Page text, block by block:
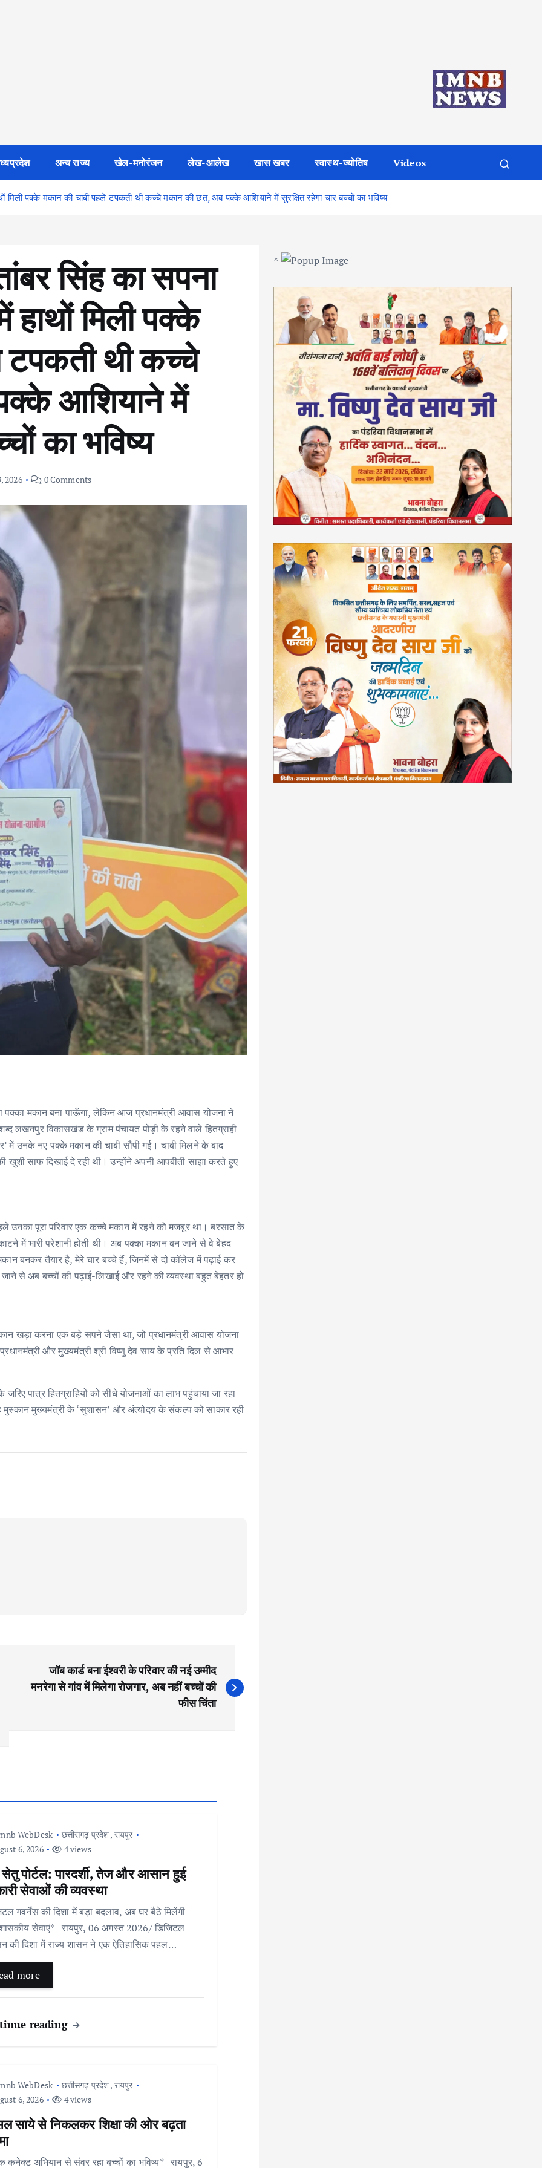
अन्य राज्य खेल-मनोरंजन लेख-आलेख खास खबर स्वास्थ-ज्योतिष Videos
मिली पक्के मकान की चाबी पहले टपकती थी कच्चे मकान की छत, अब पक्के आशियाने में सुरक्षित रहेगा चार बच्चों का भविष्य
सिंह का सपना
मिली पक्के
टपकती थी कच्चे
आशियाने में
का भविष्य
2026 0 Comments
मकान बना पाऊँगा, लेकिन आज प्रधानमंत्री आवास योजना ने
लखनपुर विकासखंड के ग्राम पंचायत पोंड़ी के रहने वाले हितग्राही
में उनके नए पक्के मकान की चाबी सौंपी गई। चाबी मिलने के बाद
खुशी साफ दिखाई दे रही थी। उन्होंने अपनी आपबीती साझा करते हुए
उनका पूरा परिवार एक कच्चे मकान में रहने को मजबूर था। बरसात के
में भारी परेशानी होती थी। अब पक्का मकान बन जाने से वे बेहद
बनकर तैयार है, मेरे चार बच्चे हैं, जिनमें से दो कॉलेज में पढ़ाई कर
से अब बच्चों की पढ़ाई-लिखाई और रहने की व्यवस्था बहुत बेहतर हो
खड़ा करना एक बड़े सपने जैसा था, जो प्रधानमंत्री आवास योजना
और मुख्यमंत्री श्री विष्णु देव साय के प्रति दिल से आभार
पात्र हितग्राहियों को सीधे योजनाओं का लाभ पहुंचाया जा रहा
मुख्यमंत्री के ‘सुशासन’ और अंत्योदय के संकल्प को साकार रही
जॉब कार्ड बना ईश्वरी के परिवार की नई उम्मीद
मनरेगा से गांव में मिलेगा रोजगार, अब नहीं बच्चों की
फीस चिंता
WebDesk छत्तीसगढ़ प्रदेश, रायपुर
6, 2026
4 views
पोर्टल: पारदर्शी, तेज और आसान हुई
सेवाओं की व्यवस्था
गवर्नेंस की दिशा में बड़ा बदलाव, अब घर बैठे मिलेंगी
सेवाएं* रायपुर, 06 अगस्त 2026/ डिजिटल
की दिशा में राज्य शासन ने एक ऐतिहासिक पहल…
more
reading
WebDesk छत्तीसगढ़ प्रदेश, रायपुर
6, 2026
4 views
साये से निकलकर शिक्षा की ओर बढ़ता
कनेक्ट अभियान से संवर रहा बच्चों का भविष्य* रायपुर, 6
×